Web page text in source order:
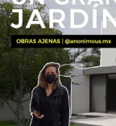
Dimensiones
m2 de